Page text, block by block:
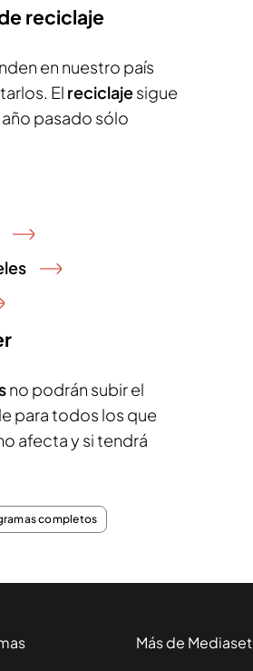
reciclaje
en nuestro país
El reciclajesigue
pasado sólo
no podrán subir el
para todos los que
afecta y si tendrá
completos
Más de Mediaset